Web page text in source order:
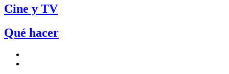
Cine y TV
Qué hacer